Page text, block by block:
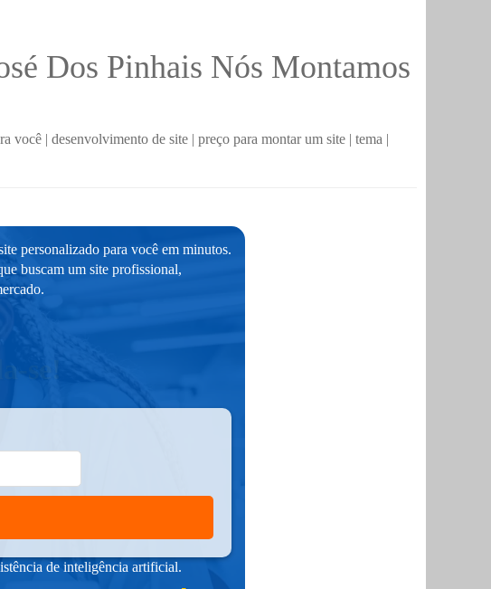
Dos Pinhais Nós Montamos
você | desenvolvimento de site | preço para montar um site | tema |
personalizado para você em minutos.
buscam um site profissional,
se!
de inteligência artificial.